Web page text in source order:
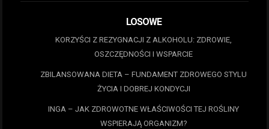
LOSOWE
KORZYŚCI Z REZYGNACJI Z ALKOHOLU: ZDROWIE,
OSZCZĘDNOŚCI I WSPARCIE
ZBILANSOWANA DIETA – FUNDAMENT ZDROWEGO STYLU
ŻYCIA I DOBREJ KONDYCJI
INGA – JAK ZDROWOTNE WŁAŚCIWOŚCI TEJ ROŚLINY
WSPIERAJĄ ORGANIZM?